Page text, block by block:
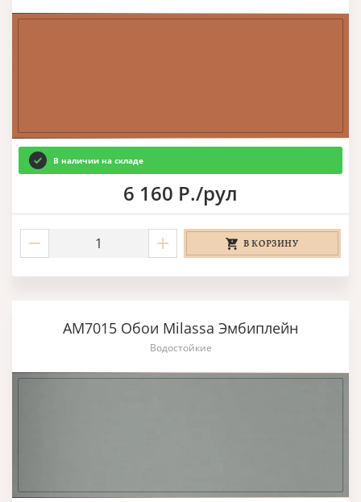
В наличии на складе
6 160 Р./рул
В КОРЗИНУ
AM7015 Обои Milassa Эмбиплейн
Водостойкие